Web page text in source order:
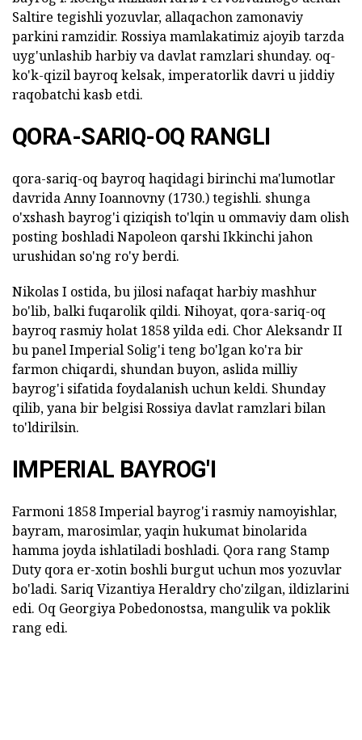
Saltire tegishli yozuvlar, allaqachon zamonaviy
parkini ramzidir. Rossiya mamlakatimiz ajoyib tarzda
uyg'unlashib harbiy va davlat ramzlari shunday. oq-
ko'k-qizil bayroq kelsak, imperatorlik davri u jiddiy
raqobatchi kasb etdi.
QORA-SARIQ-OQ RANGLI
qora-sariq-oq bayroq haqidagi birinchi ma'lumotlar
davrida Anny Ioannovny (1730.) tegishli. shunga
o'xshash bayrog'i qiziqish to'lqin u ommaviy dam olish
posting boshladi Napoleon qarshi Ikkinchi jahon
urushidan so'ng ro'y berdi.
Nikolas I ostida, bu jilosi nafaqat harbiy mashhur
bo'lib, balki fuqarolik qildi. Nihoyat, qora-sariq-oq
bayroq rasmiy holat 1858 yilda edi. Chor Aleksandr II
bu panel Imperial Solig'i teng bo'lgan ko'ra bir
farmon chiqardi, shundan buyon, aslida milliy
bayrog'i sifatida foydalanish uchun keldi. Shunday
qilib, yana bir belgisi Rossiya davlat ramzlari bilan
to'ldirilsin.
IMPERIAL BAYROG'I
Farmoni 1858 Imperial bayrog'i rasmiy namoyishlar,
bayram, marosimlar, yaqin hukumat binolarida
hamma joyda ishlatiladi boshladi. Qora rang Stamp
Duty qora er-xotin boshli burgut uchun mos yozuvlar
bo'ladi. Sariq Vizantiya Heraldry cho'zilgan, ildizlarini
edi. Oq Georgiya Pobedonostsa, mangulik va poklik
rang edi.